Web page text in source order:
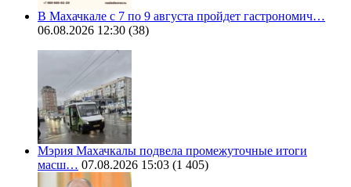
В Махачкале с 7 по 9 августа пройдет гастрономич…
06.08.2026 12:30 (38)
Мэрия Махачкалы подвела промежуточные итоги
масш… 07.08.2026 15:03 (1 405)